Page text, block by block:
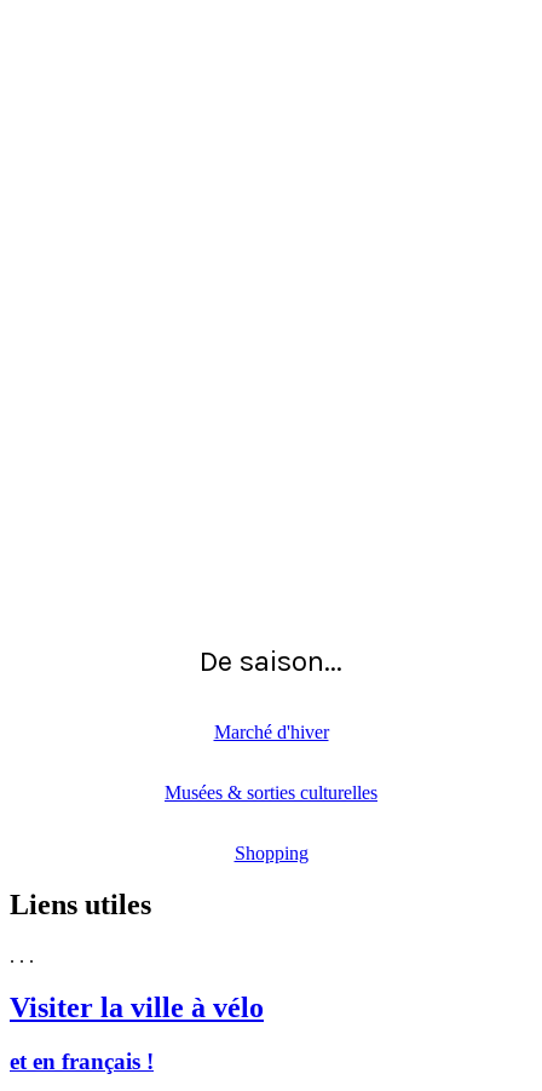
De saison...
Marché d'hiver
Musées & sorties culturelles
Shopping
Liens utiles
. . .
Visiter la ville à vélo
et en français !